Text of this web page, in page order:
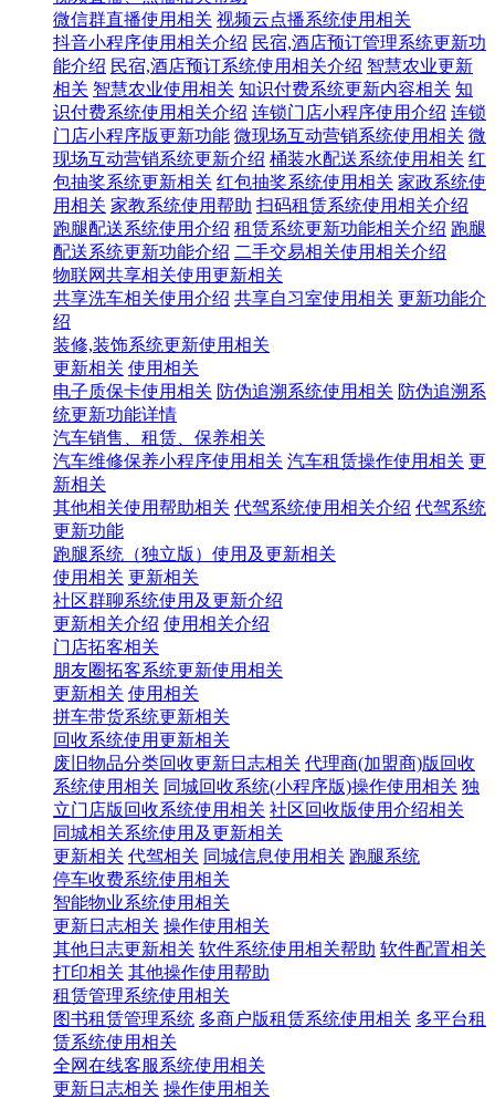
微信群直播使用相关 视频云点播系统使用相关
抖音小程序使用相关介绍 民宿,酒店预订管理系统更新功
能介绍 民宿,酒店预订系统使用相关介绍 智慧农业更新
相关 智慧农业使用相关 知识付费系统更新内容相关 知
识付费系统使用相关介绍 连锁门店小程序使用介绍 连锁
门店小程序版更新功能 微现场互动营销系统使用相关 微
现场互动营销系统更新介绍 桶装水配送系统使用相关 红
包抽奖系统更新相关 红包抽奖系统使用相关 家政系统使
用相关 家教系统使用帮助 扫码租赁系统使用相关介绍
跑腿配送系统使用介绍 租赁系统更新功能相关介绍 跑腿
配送系统更新功能介绍 二手交易相关使用相关介绍
物联网共享相关使用更新相关
共享洗车相关使用介绍 共享自习室使用相关 更新功能介
绍
装修,装饰系统更新使用相关
更新相关 使用相关
电子质保卡使用相关 防伪追溯系统使用相关 防伪追溯系
统更新功能详情
汽车销售、租赁、保养相关
汽车维修保养小程序使用相关 汽车租赁操作使用相关 更
新相关
其他相关使用帮助相关 代驾系统使用相关介绍 代驾系统
更新功能
跑腿系统（独立版）使用及更新相关
使用相关 更新相关
社区群聊系统使用及更新介绍
更新相关介绍 使用相关介绍
门店拓客相关
朋友圈拓客系统更新使用相关
更新相关 使用相关
拼车带货系统更新相关
回收系统使用更新相关
废旧物品分类回收更新日志相关 代理商(加盟商)版回收
系统使用相关 同城回收系统(小程序版)操作使用相关 独
立门店版回收系统使用相关 社区回收版使用介绍相关
同城相关系统使用及更新相关
更新相关 代驾相关 同城信息使用相关 跑腿系统
停车收费系统使用相关
智能物业系统使用相关
更新日志相关 操作使用相关
其他日志更新相关 软件系统使用相关帮助 软件配置相关
打印相关 其他操作使用帮助
租赁管理系统使用相关
图书租赁管理系统 多商户版租赁系统使用相关 多平台租
赁系统使用相关
全网在线客服系统使用相关
更新日志相关 操作使用相关